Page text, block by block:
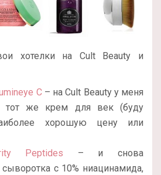
хотелки на Cult Beauty и
C– на Cult Beauty у меня
же крем для век (буду
хорошую цену или
Peptides – и снова
с 10% ниацинамида,